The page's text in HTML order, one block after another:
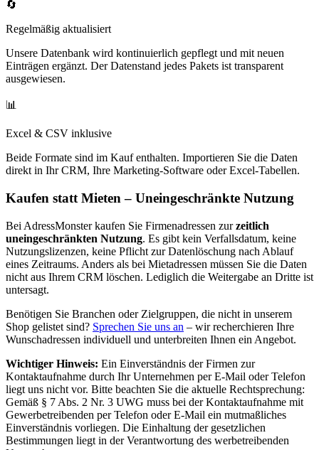
🔄
Regelmäßig aktualisiert
Unsere Datenbank wird kontinuierlich gepflegt und mit neuen
Einträgen ergänzt. Der Datenstand jedes Pakets ist transparent
ausgewiesen.
📊
Excel & CSV inklusive
Beide Formate sind im Kauf enthalten. Importieren Sie die Daten
direkt in Ihr CRM, Ihre Marketing-Software oder Excel-Tabellen.
Kaufen statt Mieten – Uneingeschränkte Nutzung
Bei AdressMonster kaufen Sie Firmenadressen zur zeitlich
uneingeschränkten Nutzung. Es gibt kein Verfallsdatum, keine
Nutzungslizenzen, keine Pflicht zur Datenlöschung nach Ablauf
eines Zeitraums. Anders als bei Mietadressen müssen Sie die Daten
nicht aus Ihrem CRM löschen. Lediglich die Weitergabe an Dritte ist
untersagt.
Benötigen Sie Branchen oder Zielgruppen, die nicht in unserem
Shop gelistet sind? Sprechen Sie uns an – wir recherchieren Ihre
Wunschadressen individuell und unterbreiten Ihnen ein Angebot.
Wichtiger Hinweis: Ein Einverständnis der Firmen zur
Kontaktaufnahme durch Ihr Unternehmen per E-Mail oder Telefon
liegt uns nicht vor. Bitte beachten Sie die aktuelle Rechtsprechung:
Gemäß § 7 Abs. 2 Nr. 3 UWG muss bei der Kontaktaufnahme mit
Gewerbetreibenden per Telefon oder E-Mail ein mutmaßliches
Einverständnis vorliegen. Die Einhaltung der gesetzlichen
Bestimmungen liegt in der Verantwortung des werbetreibenden